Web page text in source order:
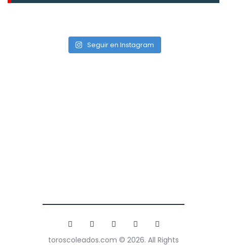
Seguir en Instagram
toroscoleados.com © 2026. All Rights